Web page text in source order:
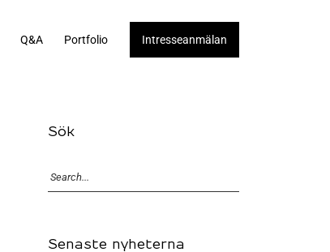
Q&A Portfolio Intresseanmälan
Sök
Senaste nyheterna